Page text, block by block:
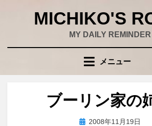
MICHIKO'S
MY DAILY REMINDER
メニュー
ブーリン家の
投稿者wad
投 2008年11月19日